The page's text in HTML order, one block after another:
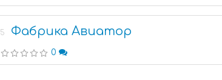
5 Фабрика Авиатор
0